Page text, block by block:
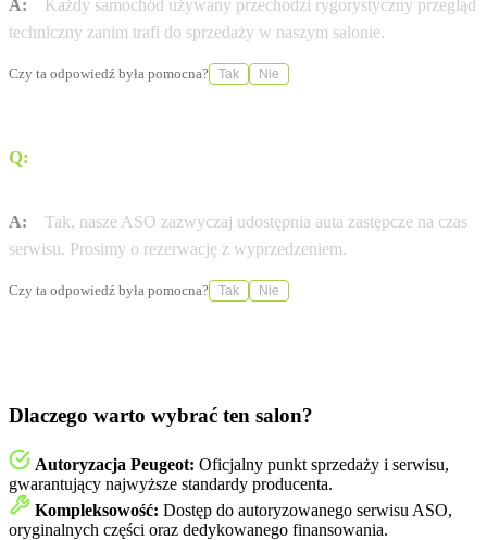
A:
Każdy samochód używany przechodzi rygorystyczny przegląd
techniczny zanim trafi do sprzedaży w naszym salonie.
Czy ta odpowiedź była pomocna? Tak Nie
Q:
A:
Tak, nasze ASO zazwyczaj udostępnia auta zastępcze na czas
serwisu. Prosimy o rezerwację z wyprzedzeniem.
Czy ta odpowiedź była pomocna? Tak Nie
Dlaczego warto wybrać ten salon?
Autoryzacja Peugeot: Oficjalny punkt sprzedaży i serwisu,
gwarantujący najwyższe standardy producenta.
Kompleksowość: Dostęp do autoryzowanego serwisu ASO,
oryginalnych części oraz dedykowanego finansowania.